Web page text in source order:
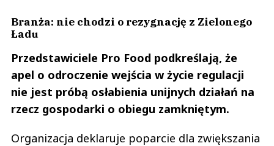
Branża: nie chodzi o rezygnację z Zielonego
Ładu
Przedstawiciele Pro Food podkreślają, że
apel o odroczenie wejścia w życie regulacji
nie jest próbą osłabienia unijnych działań na
rzecz gospodarki o obiegu zamkniętym.
Organizacja deklaruje poparcie dla zwiększania